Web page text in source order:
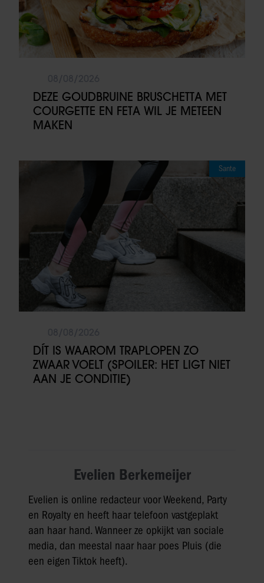
DEZE GOUDBRUINE BRUSCHETTA MET
COURGETTE EN FETA WIL JE METEEN
MAKEN
Sante
DÍT IS WAAROM TRAPLOPEN ZO
ZWAAR VOELT (SPOILER: HET LIGT NIET
AAN JE CONDITIE)
Evelien Berkemeijer
Evelien is online redacteur voor Weekend, Party
en Royalty en heeft haar telefoon vastgeplakt
aan haar hand. Wanneer ze opkijkt van sociale
media, dan meestal naar haar poes Pluis (die
een eigen Tiktok heeft).